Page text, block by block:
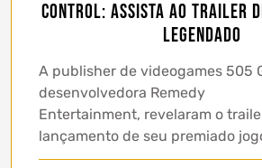
Control: assista ao trailer
legendado
A publisher de videogames 505
desenvolvedora Remedy
Entertainment, revelaram o
lançamento de seu premiado